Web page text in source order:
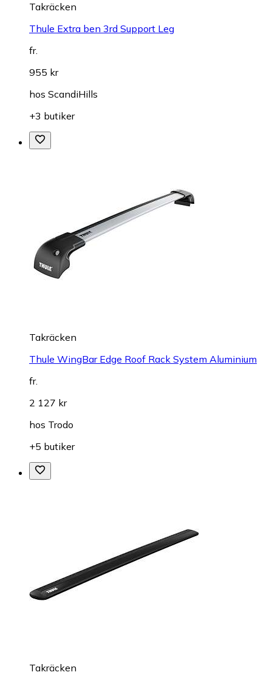
Takräcken
Thule Extra ben 3rd Support Leg
fr.
955 kr
hos ScandiHills
+3 butiker
Takräcken
Thule WingBar Edge Roof Rack System Aluminium
fr.
2 127 kr
hos Trodo
+5 butiker
Takräcken